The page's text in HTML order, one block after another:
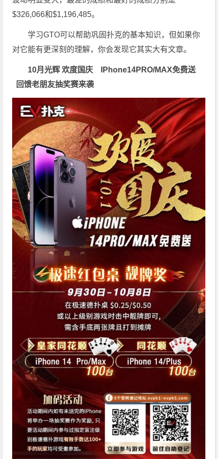
$326,066和$1,196,485。
学习GTO可以帮助巩固扑克的基本知识，但如果你
对它能有更深刻的理解，你会发现它其实大有文章。
10月光辉 欢度国庆 IPhone14PRO/MAX免费送
回馈老朋友抽奖赛来袭